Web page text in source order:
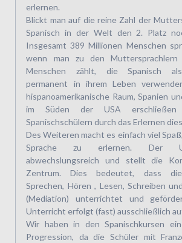
erlernen.
Blickt man auf die reine Zahl der
Spanisch in der Welt den 2. Platz
Insgesamt 389 Millionen Menschen
wenn man zu den
Menschen zählt, die Spanisch
permanent in ihrem Leben
hispanoamerikanische Raum, Spanien
im Süden der USA erschließen
Spanischschülern durch das Erlernen
Des Weiteren macht es einfach viel
Sprache zu erlernen. Der
abwechslungsreich und stellt die
Zentrum. Dies bedeutet, dass die
Sprechen, Hören , Lesen, Schreiben
(Mediation) unterrichtet und
Unterricht erfolgt (fast) ausschließlich
Wir haben in den Spanischkursen
Progression, da die Schüler mit